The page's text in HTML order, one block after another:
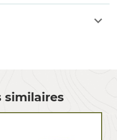
similaires